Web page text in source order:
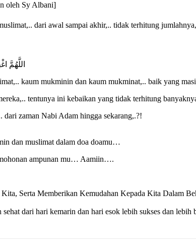
oleh Sy Albani]
dari awal sampai akhir,.. tidak terhitung
اللَّهُمَّ
kaum mukminin dan kaum mukminat,.. baik yang
tentunya ini kebaikan yang tidak terhitung
zaman Nabi Adam hingga sekarang,.?!
dan muslimat dalam doa doamu…
ampunan mu… Aamiin….
Serta Memberikan Kemudahan Kepada Kita Dalam
dari hari kemarin dan hari esok lebih sukses dan